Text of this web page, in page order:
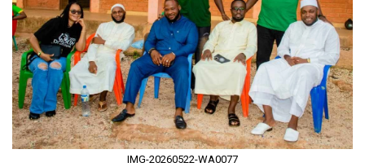
IMG-20260522-WA0077